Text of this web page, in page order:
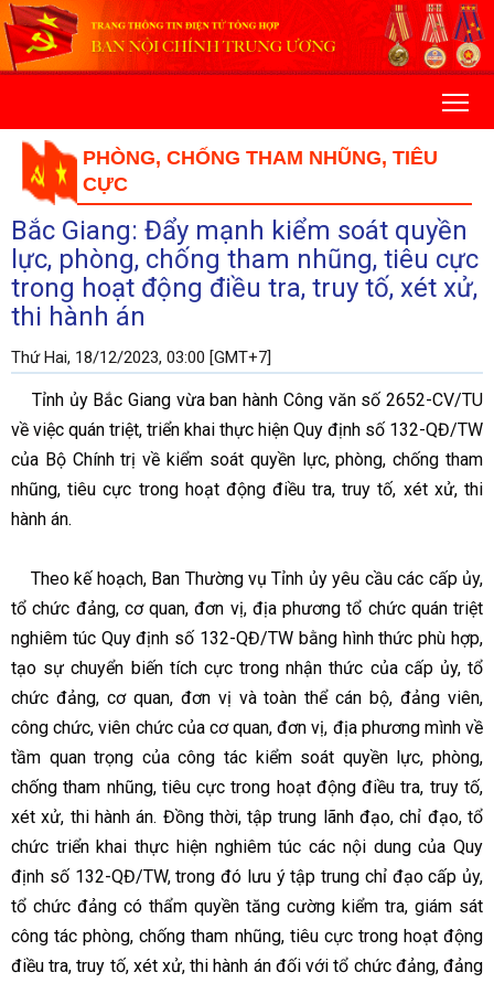
PHÒNG, CHỐNG THAM NHŨNG, TIÊU
CỰC
Bắc Giang: Đẩy mạnh kiểm soát quyền
lực, phòng, chống tham nhũng, tiêu cực
trong hoạt động điều tra, truy tố, xét xử,
thi hành án
Thứ Hai, 18/12/2023, 03:00 [GMT+7]
Tỉnh ủy Bắc Giang vừa ban hành Công văn số 2652-CV/TU
về việc quán triệt, triển khai thực hiện Quy định số 132-QĐ/TW
của Bộ Chính trị về kiểm soát quyền lực, phòng, chống tham
nhũng, tiêu cực trong hoạt động điều tra, truy tố, xét xử, thi
hành án.
Theo kế hoạch, Ban Thường vụ Tỉnh ủy yêu cầu các cấp ủy,
tổ chức đảng, cơ quan, đơn vị, địa phương tổ chức quán triệt
nghiêm túc Quy định số 132-QĐ/TW bằng hình thức phù hợp,
tạo sự chuyển biến tích cực trong nhận thức của cấp ủy, tổ
chức đảng, cơ quan, đơn vị và toàn thể cán bộ, đảng viên,
công chức, viên chức của cơ quan, đơn vị, địa phương mình về
tầm quan trọng của công tác kiểm soát quyền lực, phòng,
chống tham nhũng, tiêu cực trong hoạt động điều tra, truy tố,
xét xử, thi hành án. Đồng thời, tập trung lãnh đạo, chỉ đạo, tổ
chức triển khai thực hiện nghiêm túc các nội dung của Quy
định số 132-QĐ/TW, trong đó lưu ý tập trung chỉ đạo cấp ủy,
tổ chức đảng có thẩm quyền tăng cường kiểm tra, giám sát
công tác phòng, chống tham nhũng, tiêu cực trong hoạt động
điều tra, truy tố, xét xử, thi hành án đối với tổ chức đảng, đảng